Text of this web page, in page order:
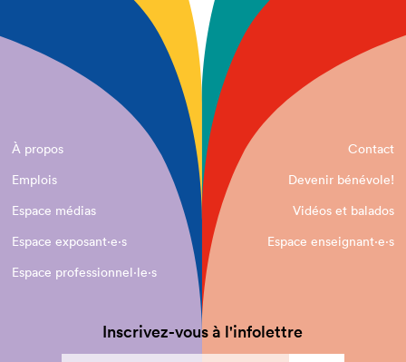
À propos
Contact
Emplois
Devenir bénévole!
Espace médias
Vidéos et balados
Espace exposant·e⋅s
Espace enseignant·e⋅s
Espace professionnel·le⋅s
Inscrivez-vous à l'infolettre